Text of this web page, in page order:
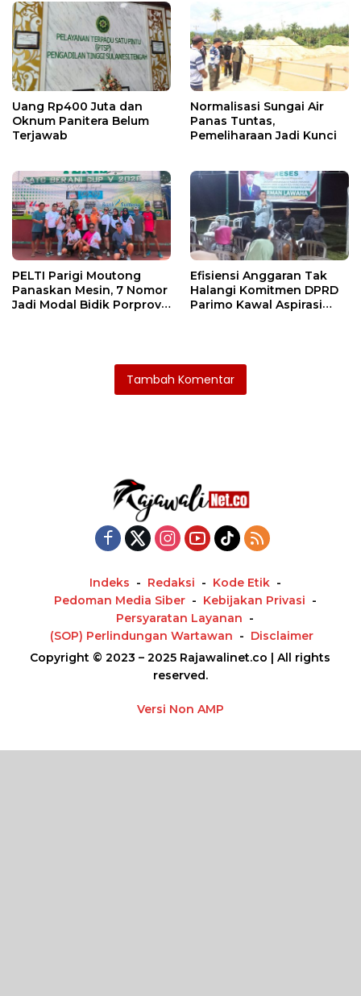
Uang Rp400 Juta dan
Oknum Panitera Belum
Terjawab
Normalisasi Sungai Air
Panas Tuntas,
Pemeliharaan Jadi Kunci
PELTI Parigi Moutong
Panaskan Mesin, 7 Nomor
Jadi Modal Bidik Porprov
Efisiensi Anggaran Tak
Halangi Komitmen DPRD
Parimo Kawal Aspirasi
Tambah Komentar
Indeks Redaksi
Kode Etik
Pedoman Media Siber
Kebijakan Privasi
Persyaratan Layanan
(SOP) Perlindungan Wartawan
Disclaimer
Copyright © 2023 – 2025 Rajawalinet.co | All rights
reserved.
Versi Non AMP